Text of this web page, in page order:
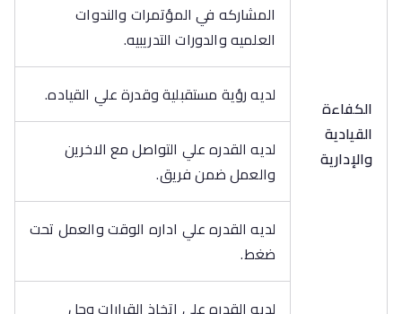
الكفاءة
القيادية
والإدارية
المشاركه في المؤتمرات والندوات
العلميه والدورات التدريبيه.
لديه رؤية مستقبلية وقدرة علي القياده.
لديه القدره علي التواصل مع الاخرين
والعمل ضمن فريق.
لديه القدره علي اداره الوقت والعمل تحت
ضغط.
لديه القدره علي اتخاذ القرارات وحل